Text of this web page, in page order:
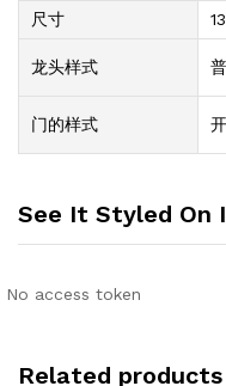
尺寸
龙头样式
门的样式
See It Styled On
No access token
Related products